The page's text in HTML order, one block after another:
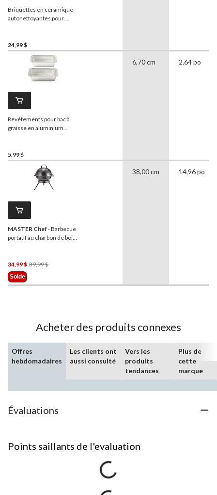
Briquettes en céramique
autonettoyantes pour
24,99 $
Revêtements pour bac à
graisse en aluminium
5,99 $
6,70 cm 2,64 po
MASTER Chef - Barbecue
portatif au charbon de bois
34,99 $ 39,99 $Prix
39,99 $
Solde
38,00 cm 14,96 po
Acheter des produits connexes
Offres
hebdomadaires
Les clients ont
aussi consulté
Vers les
produits
tendances
Plus de
cette
marque
Évaluations
Points saillants de l'evaluation